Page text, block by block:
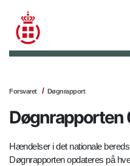
Forsvaret Døgnrapport
Hændelser i det nationale
Døgnrapporten opdateres på